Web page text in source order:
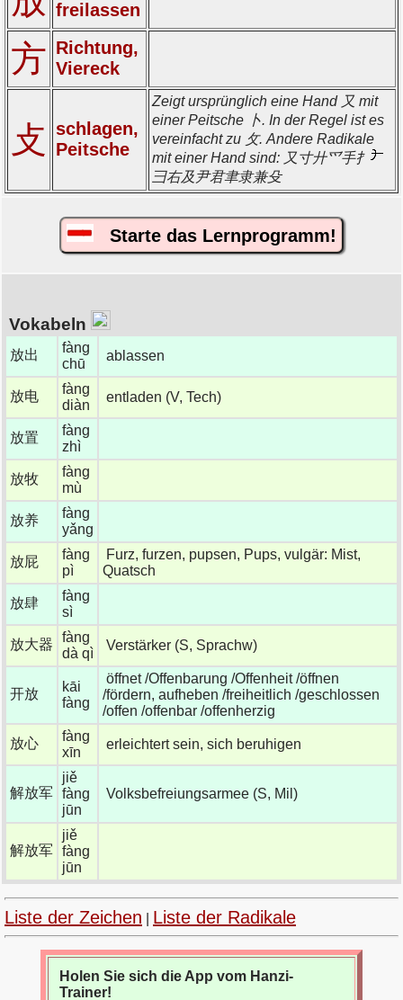
freilassen
方 Richtung,
Viereck
攴
schlagen,
Peitsche
Zeigt ursprünglich eine Hand 又 mit
einer Peitsche 卜. In der Regel ist es
vereinfacht zu 攵. Andere Radikale
mit einer Hand sind: 又寸廾爫手扌
彐右及尹君聿隶兼殳
Starte das Lernprogramm!
Vokabeln
放出
fàng
chū
ablassen
放电
fàng
diàn
entladen (V, Tech)
放置
fàng
zhì
放牧
fàng
mù
放养
fàng
yǎng
放屁
fàng
pì
Furz, furzen, pupsen, Pups, vulgär: Mist,
Quatsch
放肆
fàng
sì
放大器
fàng
dà qì
Verstärker (S, Sprachw)
开放
kāi
fàng
öffnet /Offenbarung /Offenheit /öffnen
/fördern, aufheben /freiheitlich /geschlossen
/offen /offenbar /offenherzig
放心
fàng
xīn
erleichtert sein, sich beruhigen
解放军
jiě
fàng
jūn
Volksbefreiungsarmee (S, Mil)
解放军
jiě
fàng
jūn
Liste der Zeichen Liste der Radikale
Holen Sie sich die App vom Hanzi-
Trainer!